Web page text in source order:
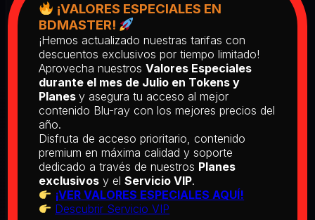
Return of the Living Dead: Part II
(1988) BD25 Latino
2025
Earth [Criterion Collection] (1976)
BD25 Subtitulado
2026
[PEDIDO] Boogie Nights (1997) BD25
¡VALORES ESPECIALES EN
BDMASTER!
¡Hemos actualizado nuestras tarifas con
descuentos exclusivos por tiempo limitado!
Aprovecha nuestros Valores Especiales
durante el mes de Julio en Tokens y
Planes y asegura tu acceso al mejor
contenido Blu-ray con los mejores precios del
año.
Disfruta de acceso prioritario, contenido
premium en máxima calidad y soporte
dedicado a través de nuestros Planes
exclusivos y el Servicio VIP.
¡VER VALORES ESPECIALES AQUÍ!
Descubrir Servicio VIP